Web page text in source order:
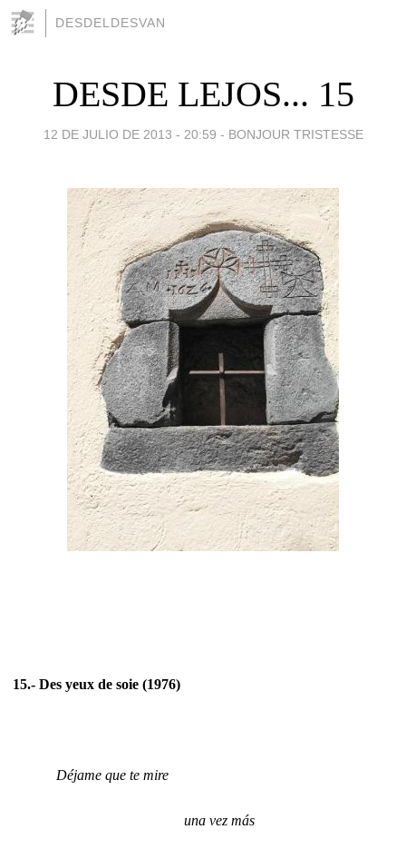
DESDELDESVAN
DESDE LEJOS... 15
12 DE JULIO DE 2013 - 20:59 - BONJOUR TRISTESSE
15.- Des yeux de soie (1976)
Déjame que te mire
una vez más